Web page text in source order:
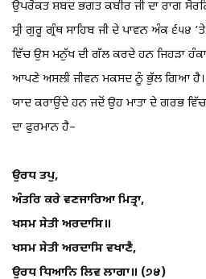
ਉਪਰੋਕਤ ਸ਼ਬਦ ਭਗਤ ਕਬੀਰ ਜੀ ਦਾ ਰਾਗ
ਸ੍ਰੀ ਗੁਰੂ ਗ੍ਰੰਥ ਸਾਹਿਬ ਜੀ ਦੇ ਪਾਵਨ ਅੰਕ ੬੫੪
ਵਿੱਚ ਉਸ ਮਨੁੱਖ ਦੀ ਗੱਲ ਕਰਦੇ ਹਨ ਜਿਹੜਾ
ਆਪਣੇ ਅਸਲੀ ਜੀਵਨ ਮਕਸਦ ਨੂੰ ਭੁੱਲ ਗਿਆ
ਯਾਦ ਕਰਾਉਂਦੇ ਹਨ ਜਦੋਂ ਉਹ ਮਾਤਾ ਦੇ ਗਰਭ
ਦਾ ਫੁਰਮਾਨ ਹੈ–
ਉਰਧ ਤਪੁ,
ਅੰਤਰਿ ਕਰੇ ਵਣਜਾਰਿਆ ਮਿਤ੍ਰਾ,
ਖਸਮ ਸੇਤੀ ਅਰਦਾਸਿ॥
ਖਸਮ ਸੇਤੀ ਅਰਦਾਸਿ ਵਖਾਣੈ,
ਉਰਧ ਧਿਆਨਿ ਲਿਵ ਲਾਗਾ॥ (੭੪)